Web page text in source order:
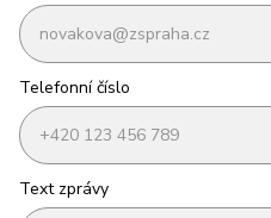
Telefonní číslo
Text zprávy